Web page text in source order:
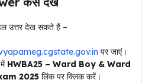
उत्तर देख सकते हैं –
पर जाएं।
HWBA25 – Ward Boy & Ward
2025 लिंक पर क्लिक करें।